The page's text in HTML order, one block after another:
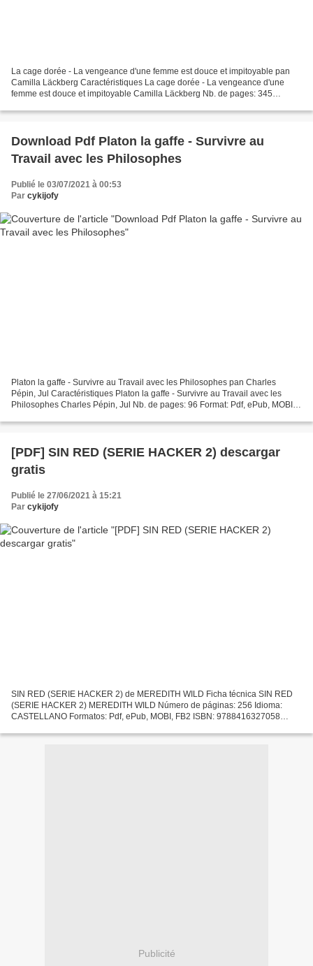
La cage dorée - La vengeance d'une femme est douce et impitoyable pan
Camilla Läckberg Caractéristiques La cage dorée - La vengeance d'une
femme est douce et impitoyable Camilla Läckberg Nb. de pages: 345
Download Pdf Platon la gaffe - Survivre au
Travail avec les Philosophes
Publié le 03/07/2021 à 00:53
Par cykijofy
Platon la gaffe - Survivre au Travail avec les Philosophes pan Charles
Pépin, Jul Caractéristiques Platon la gaffe - Survivre au Travail avec les
Philosophes Charles Pépin, Jul Nb. de pages: 96 Format: Pdf, ePub, MOBI,
[PDF] SIN RED (SERIE HACKER 2) descargar
gratis
Publié le 27/06/2021 à 15:21
Par cykijofy
SIN RED (SERIE HACKER 2) de MEREDITH WILD Ficha técnica SIN RED
(SERIE HACKER 2) MEREDITH WILD Número de páginas: 256 Idioma:
CASTELLANO Formatos: Pdf, ePub, MOBI, FB2 ISBN: 9788416327058
Publicité